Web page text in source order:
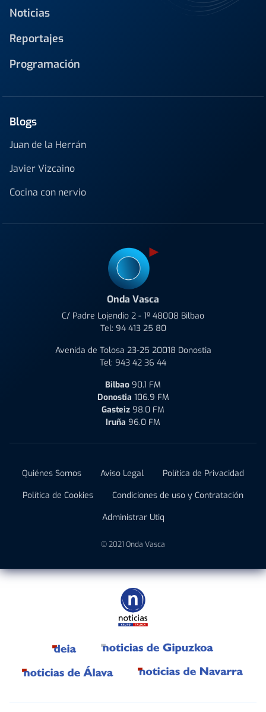
Noticias
Reportajes
Programación
Blogs
Juan de la Herrán
Javier Vizcaino
Cocina con nervio
Onda Vasca
C/ Padre Lojendio 2 - 1º 48008 Bilbao
Tel: 94 413 25 80
Avenida de Tolosa 23-25 20018 Donostia
Tel: 943 42 36 44
Bilbao 90.1 FM
Donostia 106.9 FM
Gasteiz 98.0 FM
Iruña 96.0 FM
Quiénes Somos Aviso Legal
Política de Privacidad
Política de Cookies
Condiciones de uso y Contratación
Administrar Utiq
© 2021 Onda Vasca